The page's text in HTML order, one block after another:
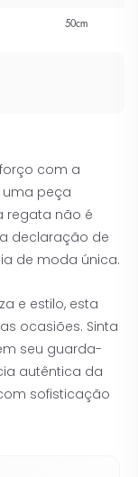
50cm
com a
uma peça
regata não é
declaração de
de moda única.
e estilo, esta
ocasiões. Sinta
seu guarda-
autêntica da
sofisticação